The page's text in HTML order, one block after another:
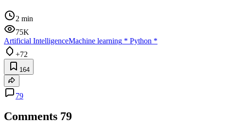
2 min
75K
Artificial IntelligenceMachine learning * Python *
+72
164
79
Comments 79